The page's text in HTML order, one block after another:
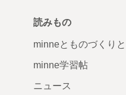
読みもの
minneとものづくりと
minne学習帖
ニュース